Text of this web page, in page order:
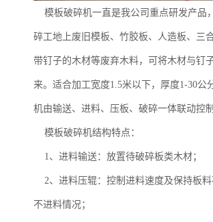
模板破碎机一直是我公司重点研发产品
碎工地上废旧模板、竹胶板、人造板、三
带钉子的木材等废弃木料，可将木材与钉
来。适合加工宽度1.5米以下，厚度1-30公
机由输送、进料、压板、破碎一体联动控制
模板破碎机结构特点：
1、进料输送：放置待破碎板类木材；
2、进料压辊：控制进料速度及保持板料
不进料情况；